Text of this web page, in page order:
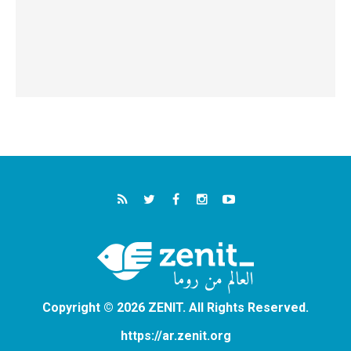
Copyright © 2026 ZENIT. All Rights Reserved.
https://ar.zenit.org